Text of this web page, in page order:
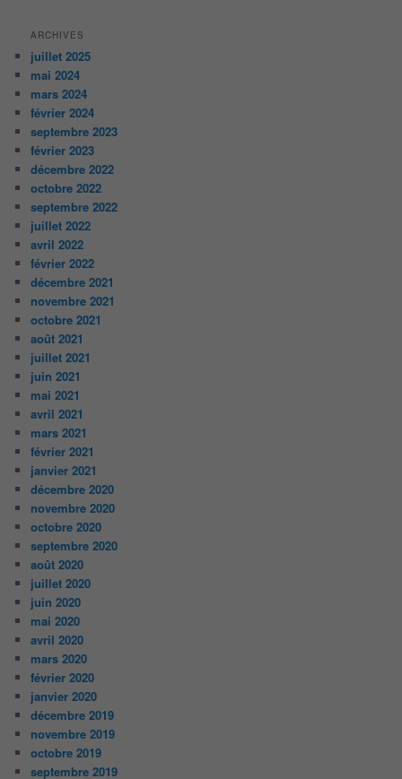
ARCHIVES
juillet 2025
mai 2024
mars 2024
février 2024
septembre 2023
février 2023
décembre 2022
octobre 2022
septembre 2022
juillet 2022
avril 2022
février 2022
décembre 2021
novembre 2021
octobre 2021
août 2021
juillet 2021
juin 2021
mai 2021
avril 2021
mars 2021
février 2021
janvier 2021
décembre 2020
novembre 2020
octobre 2020
septembre 2020
août 2020
juillet 2020
juin 2020
mai 2020
avril 2020
mars 2020
février 2020
janvier 2020
décembre 2019
novembre 2019
octobre 2019
septembre 2019